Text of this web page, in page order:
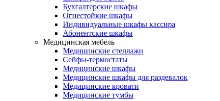
Бухгалтерские шкафы
Огнестойкие шкафы
Индивидуальные шкафы кассира
Абонентские шкафы
Медицинская мебель
Медицинские стеллажи
Сейфы-термостаты
Медицинские шкафы
Медицинские шкафы для раздевалок
Медицинские кровати
Медицинские тумбы